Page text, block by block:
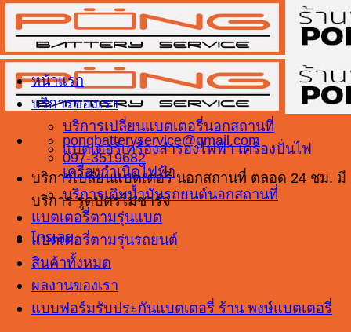
ข้าม
ไป
ยัง
เนื้อหา
pongbatteryservice@gmail.com
097-3519682
บริการเปลี่ยนแบตเตอรี่ นอกสถานที่ ตลอด 24 ชม. มี
บริการ รูดบัตรไม่ชาร์จ
โทรเลย
หน้าแรก
บริการของเรา
บริการเปลี่ยนแบตเตอรี่นอกสถานที่
แบตเตอรี่เครื่องสำรองไฟฟ้า เครื่องปั่นไฟ
เครื่องกำเนิดไฟฟ้า
บริการเติมน้ำมันรถยนต์นอกสถานที่
แบตเตอรี่ตามรุ่นแบต
แบตเตอรี่ตามรุ่นรถยนต์
สินค้าทั้งหมด
ผลงานของเรา
แบบฟอร์มรับประกันแบตเตอรี่ ร้าน พงษ์แบตเตอรี่